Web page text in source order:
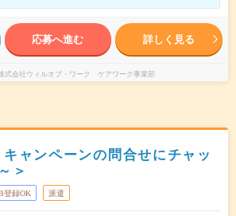
応募へ進む 詳しく見る
式会社ウィルオブ・ワーク ケアワーク事業部
キャンペーンの問合せにチャッ
＞
登録OK 派遣